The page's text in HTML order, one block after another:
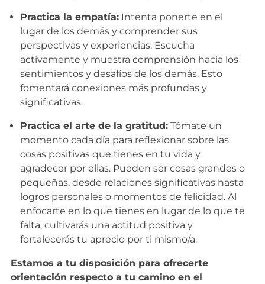
Practica la empatía:Intenta ponerte en el
lugar de los demás y comprender sus
perspectivas y experiencias. Escucha
activamente y muestra comprensión hacia los
sentimientos y desafíos de los demás. Esto
fomentará conexiones más profundas y
significativas.
Practica el arte de la gratitud:Tómate un
momento cada día para reflexionar sobre las
cosas positivas que tienes en tu vida y
agradecer por ellas. Pueden ser cosas grandes o
pequeñas, desde relaciones significativas hasta
logros personales o momentos de felicidad. Al
enfocarte en lo que tienes en lugar de lo que te
falta, cultivarás una actitud positiva y
fortalecerás tu aprecio por ti mismo/a.
Estamos a tu disposición para ofrecerte
orientación respecto a tu camino en el